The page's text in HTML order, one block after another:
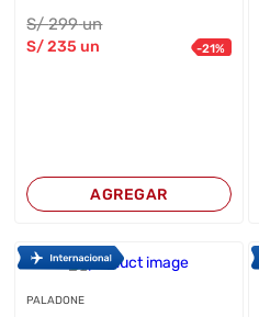
S/299 un
S/235 un -21%
AGREGAR
PALADONE